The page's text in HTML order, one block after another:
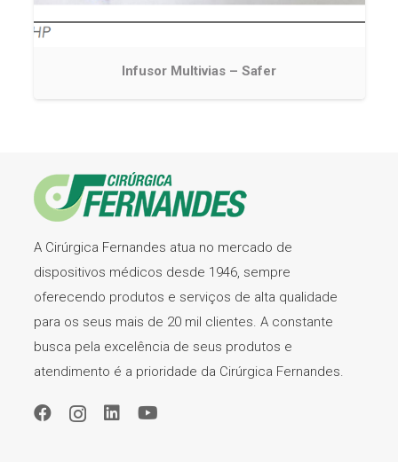
Infusor Multivias – Safer
A Cirúrgica Fernandes atua no mercado de
dispositivos médicos desde 1946, sempre
oferecendo produtos e serviços de alta qualidade
para os seus mais de 20 mil clientes. A constante
busca pela excelência de seus produtos e
atendimento é a prioridade da Cirúrgica Fernandes.